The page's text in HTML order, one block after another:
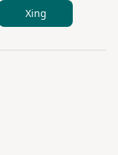
Xing